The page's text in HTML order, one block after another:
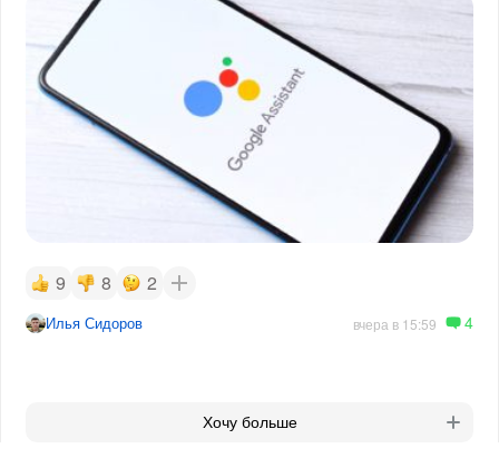
9 8 2
Илья Сидоров вчера в 15:59 4
Хочу больше